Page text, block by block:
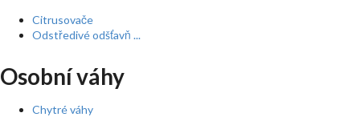
Citrusovače
Odstředivé odšťavň ...
Osobní váhy
Chytré váhy